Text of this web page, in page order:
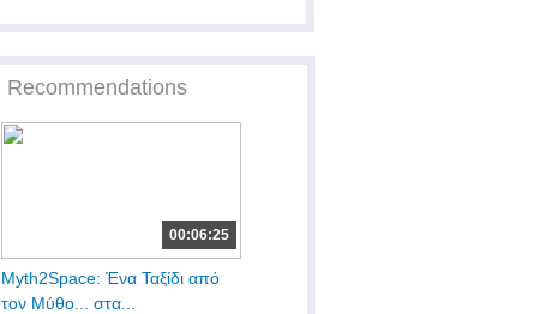
Recommendations
00:06:25
Myth2Space: Ένα Ταξίδι από
τον Μύθο... στα...